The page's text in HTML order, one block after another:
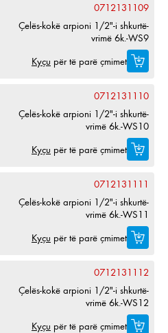
0712131109
Çelës-kokë arpioni 1/2"-i shkurtë-
vrimë 6k.-WS9
Kyçu për të parë çmimet
0712131110
Çelës-kokë arpioni 1/2"-i shkurtë-
vrimë 6k.-WS10
Kyçu për të parë çmimet
0712131111
Çelës-kokë arpioni 1/2"-i shkurtë-
vrimë 6k.-WS11
Kyçu për të parë çmimet
0712131112
Çelës-kokë arpioni 1/2"-i shkurtë-
vrimë 6k.-WS12
Kyçu për të parë çmimet